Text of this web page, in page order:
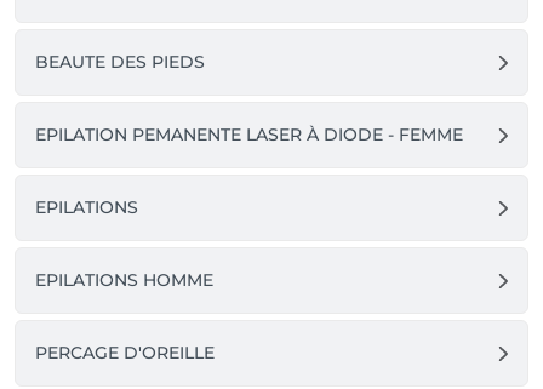
BEAUTE DES PIEDS
EPILATION PEMANENTE LASER À DIODE - FEMME
EPILATIONS
EPILATIONS HOMME
PERCAGE D'OREILLE